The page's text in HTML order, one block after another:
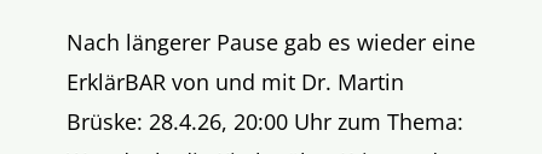
Nach längerer Pause gab es wieder eine
ErklärBAR von und mit Dr. Martin
Brüske: 28.4.26, 20:00 Uhr zum Thema: